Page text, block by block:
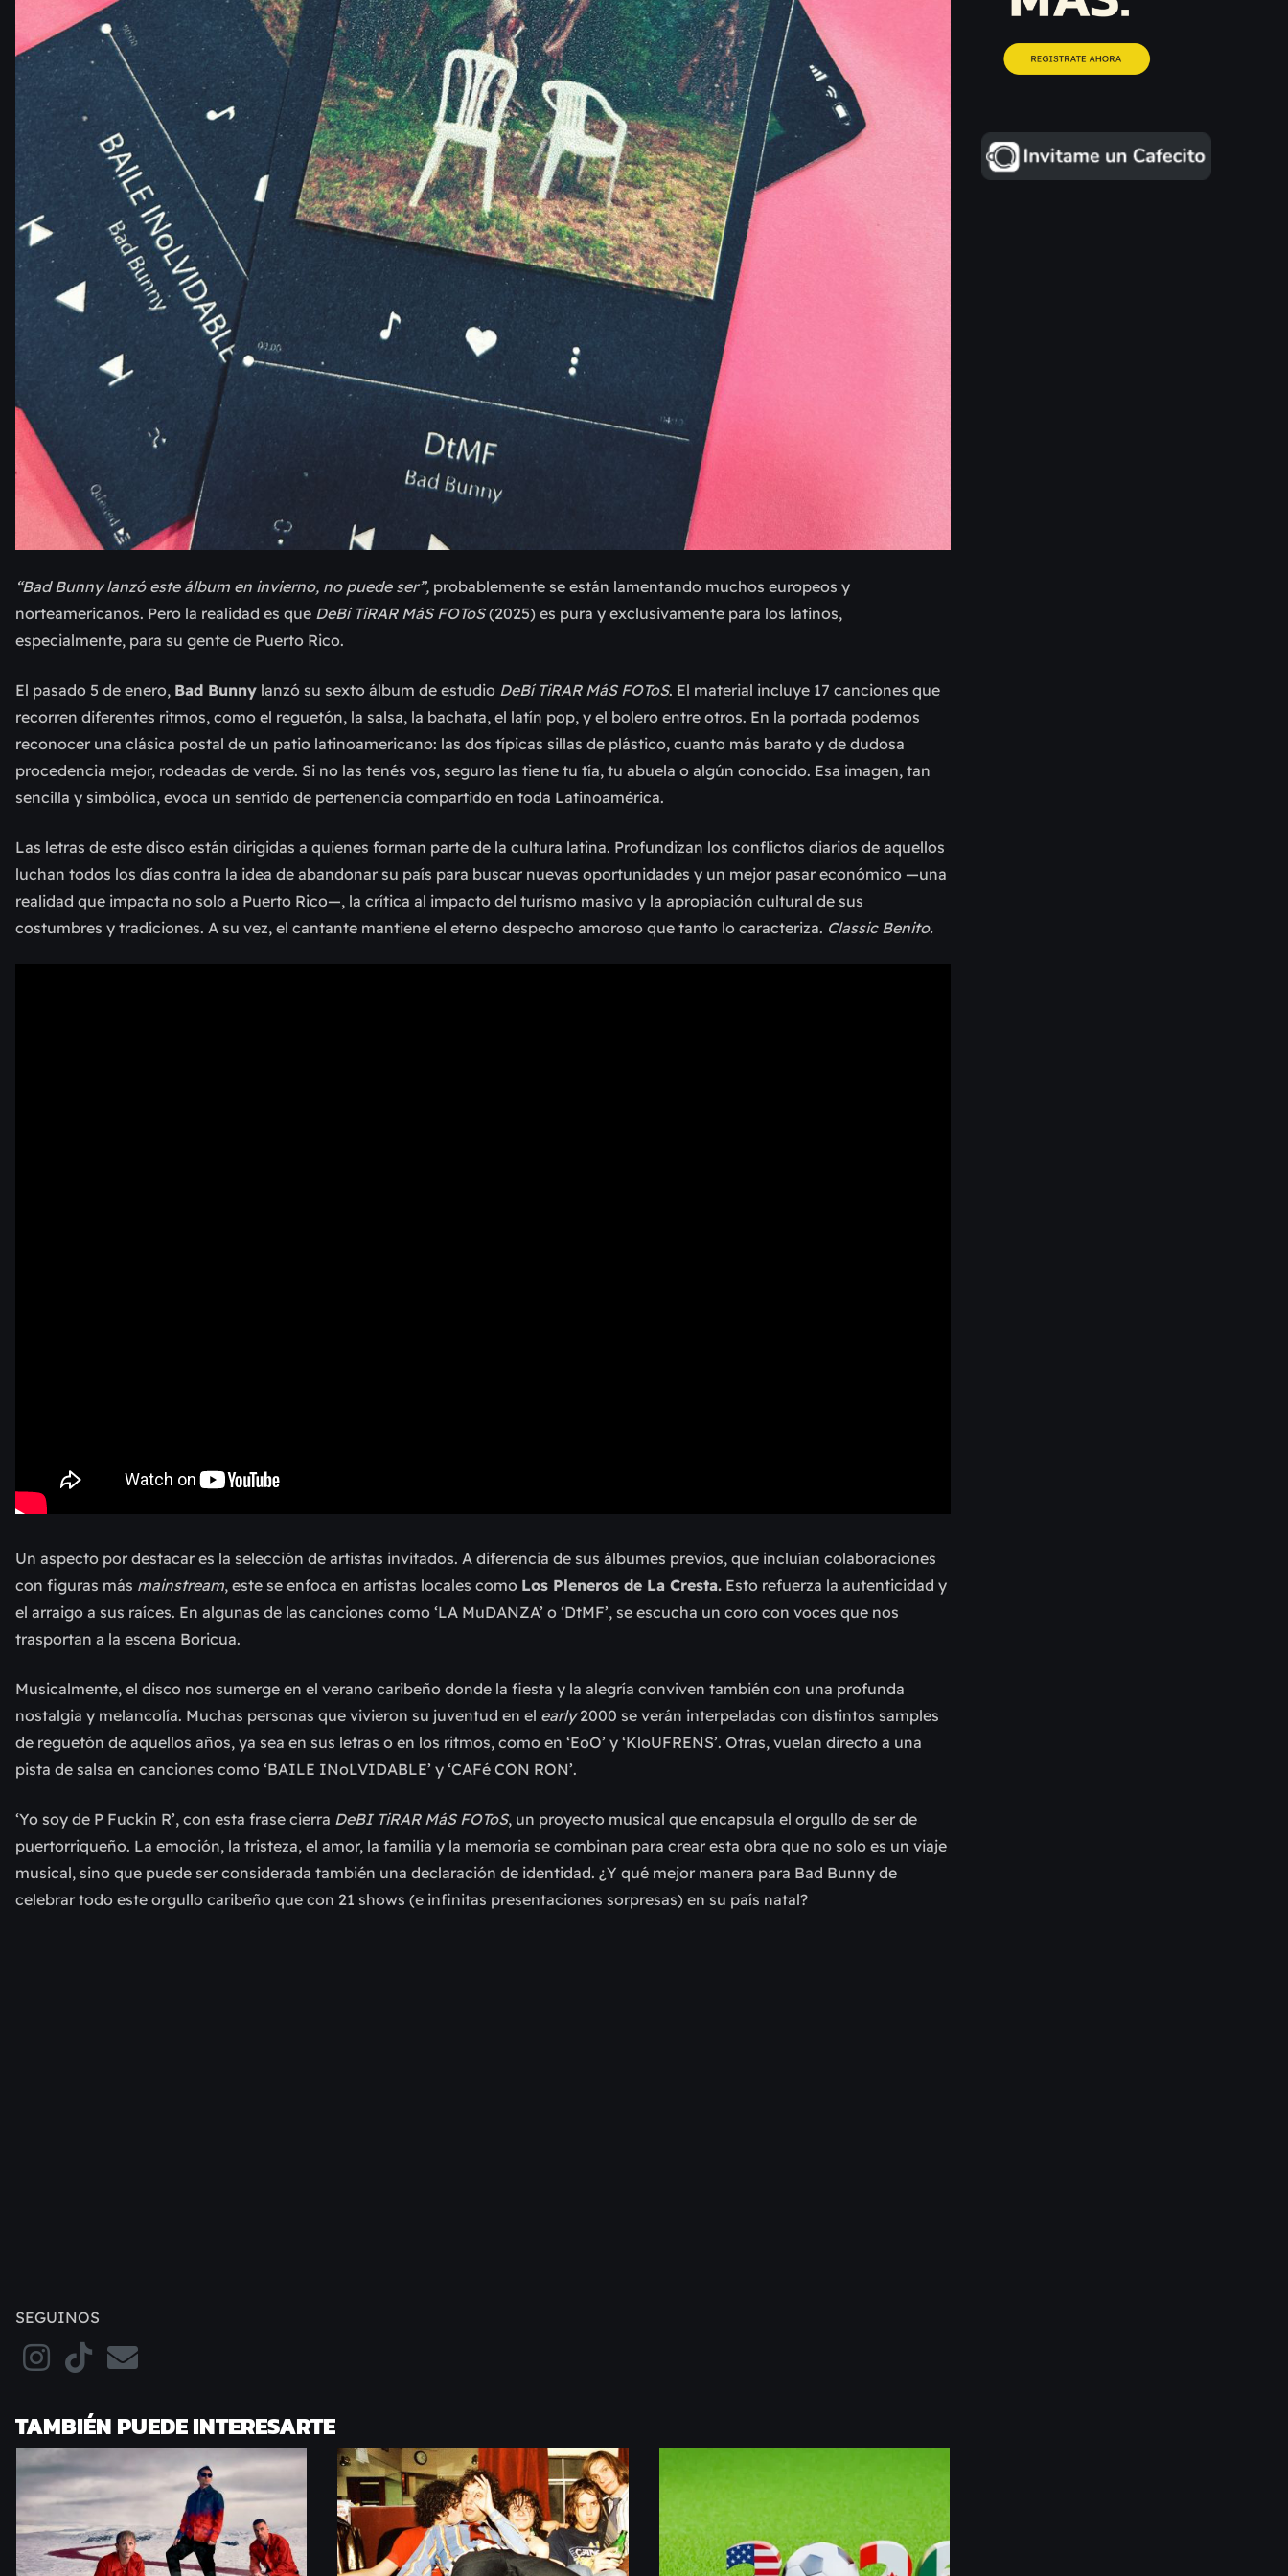
“Bad Bunny lanzó este álbum en invierno, no puede ser”, probablemente se están lamentando muchos europeos y
norteamericanos. Pero la realidad es que DeBí TiRAR MáS FOToS(2025) es pura y exclusivamente para los latinos,
especialmente, para su gente de Puerto Rico.
El pasado 5 de enero, Bad Bunny lanzó su sexto álbum de estudio DeBí TiRAR MáS FOToS. El material incluye 17 canciones que
recorren diferentes ritmos, como el reguetón, la salsa, la bachata, el latín pop, y el bolero entre otros. En la portada podemos
reconocer una clásica postal de un patio latinoamericano: las dos típicas sillas de plástico, cuanto más barato y de dudosa
procedencia mejor, rodeadas de verde. Si no las tenés vos, seguro las tiene tu tía, tu abuela o algún conocido. Esa imagen, tan
sencilla y simbólica, evoca un sentido de pertenencia compartido en toda Latinoamérica.
Las letras de este disco están dirigidas a quienes forman parte de la cultura latina. Profundizan los conflictos diarios de aquellos
luchan todos los días contra la idea de abandonar su país para buscar nuevas oportunidades y un mejor pasar económico —una
realidad que impacta no solo a Puerto Rico—, la crítica al impacto del turismo masivo y la apropiación cultural de sus
costumbres y tradiciones. A su vez, el cantante mantiene el eterno despecho amoroso que tanto lo caracteriza. Classic Benito.
Un aspecto por destacar es la selección de artistas invitados. A diferencia de sus álbumes previos, que incluían colaboraciones
con figuras más mainstream, este se enfoca en artistas locales como Los Pleneros de La Cresta. Esto refuerza la autenticidad y
el arraigo a sus raíces. En algunas de las canciones como ‘LA MuDANZA’ o ‘DtMF’, se escucha un coro con voces que nos
trasportan a la escena Boricua.
Musicalmente, el disco nos sumerge en el verano caribeño donde la fiesta y la alegría conviven también con una profunda
nostalgia y melancolía. Muchas personas que vivieron su juventud en el early2000 se verán interpeladas con distintos samples
de reguetón de aquellos años, ya sea en sus letras o en los ritmos, como en ‘EoO’ y ‘KloUFRENS’. Otras, vuelan directo a una
pista de salsa en canciones como ‘BAILE INoLVIDABLE’ y ‘CAFé CON RON’.
‘Yo soy de P Fuckin R’, con esta frase cierra DeBI TiRAR MáS FOToS, un proyecto musical que encapsula el orgullo de ser de
puertorriqueño. La emoción, la tristeza, el amor, la familia y la memoria se combinan para crear esta obra que no solo es un viaje
musical, sino que puede ser considerada también una declaración de identidad. ¿Y qué mejor manera para Bad Bunny de
celebrar todo este orgullo caribeño que con 21 shows (e infinitas presentaciones sorpresas) en su país natal?
SEGUINOS
TAMBIÉN PUEDE INTERESARTE